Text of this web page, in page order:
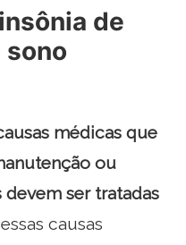
de
sono
médicas que
ou
ser tratadas
causas